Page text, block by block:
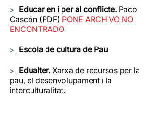
> Educar en i per al conflicte. Paco
Cascón (PDF) PONE ARCHIVO NO
ENCONTRADO
> Escola de cultura de Pau
> Edualter. Xarxa de recursos per la
pau, el desenvolupament i la
interculturalitat.